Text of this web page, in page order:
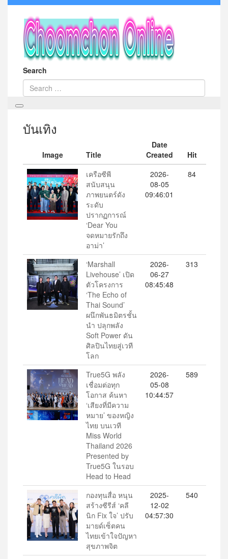
Search
บันเทิง
Image Title
Date
Created
Hit
เครือซีพี
สนับสนุน
ภาพยนตร์ดัง
ระดับ
ปรากฏการณ์
‘Dear You
จดหมายรักถึง
อาม่า’
2026-
08-05
09:46:01
84
‘Marshall
Livehouse’ เปิด
ตัวโครงการ
‘The Echo of
Thai Sound’
ผนึกพันธมิตรชั้น
นำ ปลุกพลัง
Soft Power ดัน
ศิลปินไทยสู่เวที
โลก
2026-
06-27
08:45:48
313
True5G พลัง
เชื่อมต่อทุก
โอกาส ค้นหา
‘เสียงที่มีความ
หมาย’ ของหญิง
ไทย บนเวที
Miss World
Thailand 2026
Presented by
True5G ในรอบ
Head to Head
2026-
05-08
10:44:57
589
กองทุนสื่อ หนุน
สร้างซีรีส์ ‘คลี
นิก Fix ใจ’ ปรับ
มายด์เซ็ตคน
ไทยเข้าใจปัญหา
สุขภาพจิต
2025-
12-02
04:57:30
540